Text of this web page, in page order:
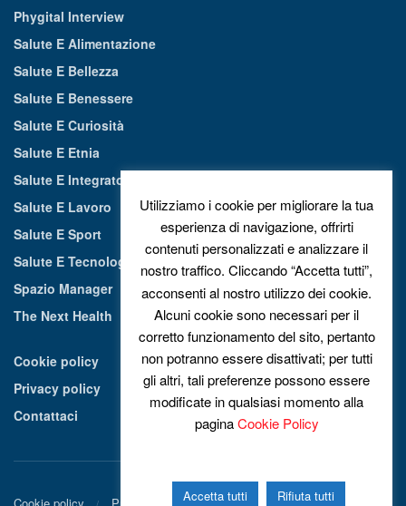
Phygital Interview
Salute E Alimentazione
Salute E Bellezza
Salute E Benessere
Salute E Curiosità
Salute E Etnia
Salute E Integratori Alimentari
Salute E Lavoro
Salute E Sport
Salute E Tecnologia
Spazio Manager
The Next Health
Cookie policy
Privacy policy
Contattaci
Utilizziamo i cookie per migliorare la tua
esperienza di navigazione, offrirti
contenuti personalizzati e analizzare il
nostro traffico. Cliccando “Accetta tutti”,
acconsenti al nostro utilizzo dei cookie.
Alcuni cookie sono necessari per il
corretto funzionamento del sito, pertanto
non potranno essere disattivati; per tutti
gli altri, tali preferenze possono essere
modificate in qualsiasi momento alla
paginaCookie Policy
Accetta tutti Rifiuta tutti